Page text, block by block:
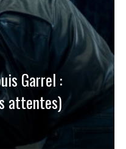
Garrel :
attentes)